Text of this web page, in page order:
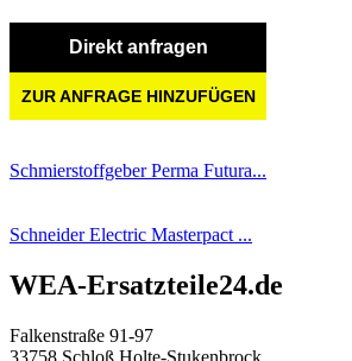
Direkt anfragen
ZUR ANFRAGE HINZUFÜGEN
Schmierstoffgeber Perma Futura...
Schneider Electric Masterpact ...
WEA-Ersatzteile24.de
Falkenstraße 91-97